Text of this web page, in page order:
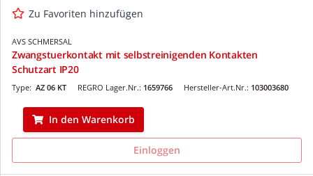
Zu Favoriten hinzufügen
AVS SCHMERSAL
Zwangstuerkontakt mit selbstreinigenden Kontakten
Schutzart IP20
REGRO Lager.Nr.: 1659766
Type: AZ 06 KT Hersteller-Art.Nr.: 103003680
In den Warenkorb
Einloggen